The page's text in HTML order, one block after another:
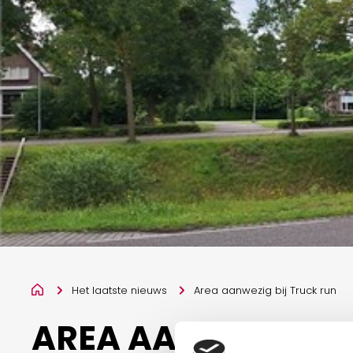
Het laatste nieuws Area aanwezig bij Truck run
AREA AANWEZIG